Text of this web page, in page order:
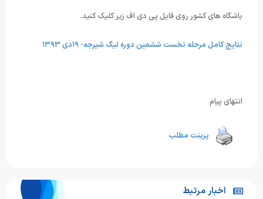
باشگاه های کشور روی فایل پی دی اف زیر کلیک کنید.
نتایج کامل مرحله نخست ششمین دوره لیگ شیرجه- ۱۹دی ۱۳۹۳
انتهای پیام
پرینت مطلب
اخبار مرتبط